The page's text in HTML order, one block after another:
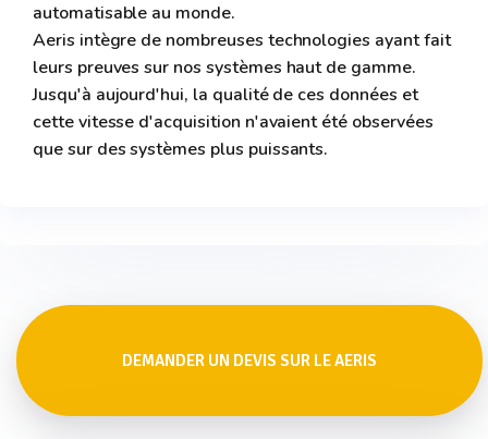
automatisable au monde.
Aeris intègre de nombreuses technologies ayant fait
leurs preuves sur nos systèmes haut de gamme.
Jusqu'à aujourd'hui, la qualité de ces données et
cette vitesse d'acquisition n'avaient été observées
que sur des systèmes plus puissants.
DEMANDER UN DEVIS SUR LE AERIS